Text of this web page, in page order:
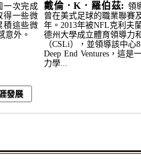
一次完成
得一些微
積這些微
意外。
戴倫．K．羅伯茲: 領
曾在美式足球的職業聯賽
年。2013年被NFL克利夫
德州大學成立體育領導力
（CSLi），並領導該中心
Deep End Ventures，這是
力學...
發展